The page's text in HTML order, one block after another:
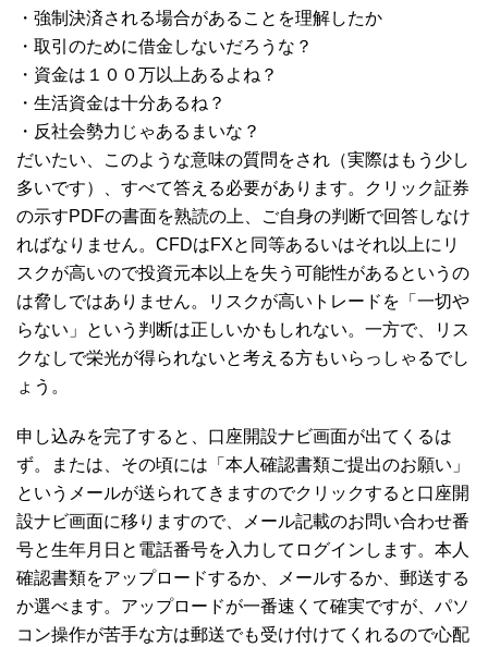
・強制決済される場合があることを理解したか
・取引のために借金しないだろうな？
・資金は１００万以上あるよね？
・生活資金は十分あるね？
・反社会勢力じゃあるまいな？
だいたい、このような意味の質問をされ（実際はもう少し
多いです）、すべて答える必要があります。クリック証券
の示すPDFの書面を熟読の上、ご自身の判断で回答しなけ
ればなりません。CFDはFXと同等あるいはそれ以上にリ
スクが高いので投資元本以上を失う可能性があるというの
は脅しではありません。リスクが高いトレードを「一切や
らない」という判断は正しいかもしれない。一方で、リス
クなしで栄光が得られないと考える方もいらっしゃるでし
ょう。
申し込みを完了すると、口座開設ナビ画面が出てくるは
ず。または、その頃には「本人確認書類ご提出のお願い」
というメールが送られてきますのでクリックすると口座開
設ナビ画面に移りますので、メール記載のお問い合わせ番
号と生年月日と電話番号を入力してログインします。本人
確認書類をアップロードするか、メールするか、郵送する
か選べます。アップロードが一番速くて確実ですが、パソ
コン操作が苦手な方は郵送でも受け付けてくれるので心配